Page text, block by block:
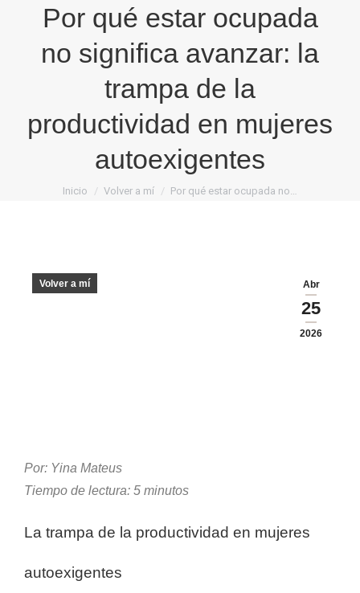
Por qué estar ocupada
no significa avanzar: la
trampa de la
productividad en mujeres
autoexigentes
Estás aquí:
Inicio Volver a mí Por qué estar ocupada no…
Abr
25
2026
Volver a mí
Por: Yina Mateus
Tiempo de lectura: 5 minutos
La trampa de la productividad en mujeres
autoexigentes